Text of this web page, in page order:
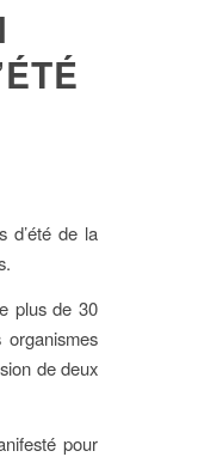
d’été de la
plus de 30
organismes
de deux
pour